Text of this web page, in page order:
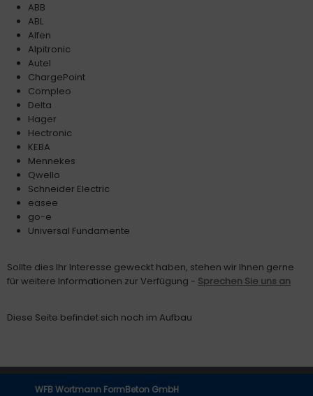
ABB
ABL
Alfen
Alpitronic
Autel
ChargePoint
Compleo
Delta
Hager
Hectronic
KEBA
Mennekes
Qwello
Schneider Electric
easee
go-e
Universal Fundamente
Sollte dies Ihr Interesse geweckt haben, stehen wir Ihnen gerne
für weitere Informationen zur Verfügung - Sprechen Sie uns an
Diese Seite befindet sich noch im Aufbau
WFB Wortmann FormBeton GmbH